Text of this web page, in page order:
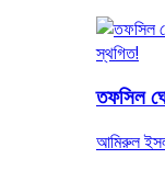
তফসিল
আমিরুল